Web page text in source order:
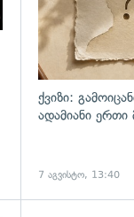
ქვიზი:
ადამიანი ერთი
7 აგვისტო, 13:40